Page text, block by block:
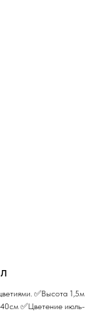
✅Высота 1,5м
✅Цветение июль-